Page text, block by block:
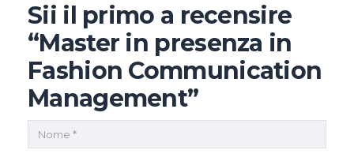
Sii il primo a recensire
“Master in presenza in
Fashion Communication
Management”